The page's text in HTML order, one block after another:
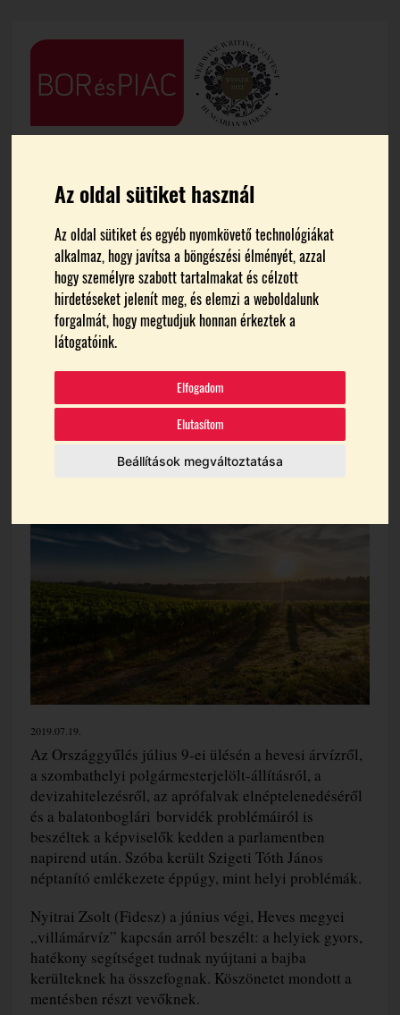
Az oldal sütiket használ
Az oldal sütiket és egyéb nyomkövető technológiákat
alkalmaz, hogy javítsa a böngészési élményét, azzal
hogy személyre szabott tartalmakat és célzott
hirdetéseket jelenít meg, és elemzi a weboldalunk
forgalmát, hogy megtudjuk honnan érkeztek a
látogatóink.
Elfogadom
Elutasítom
Beállítások megváltoztatása
FŐOLDAL HÍREK
Országgyűlésen a
balatonboglári borvidék
problémái
Balatonboglári Borvidék
Országgyűlés
2019.07.19.
Az Országgyűlés július 9-ei ülésén a hevesi árvízről,
a szombathelyi polgármesterjelölt-állításról, a
devizahitelezésről, az aprófalvak elnéptelenedéséről
és a balatonboglári borvidék problémáiról is
beszéltek a képviselők kedden a parlamentben
napirend után. Szóba került Szigeti Tóth János
néptanító emlékezete éppúgy, mint helyi problémák.
Nyitrai Zsolt (Fidesz) a június végi, Heves megyei
„villámárvíz” kapcsán arról beszélt: a helyiek gyors,
hatékony segítséget tudnak nyújtani a bajba
kerülteknek ha összefognak. Köszönetet mondott a
mentésben részt vevőknek.